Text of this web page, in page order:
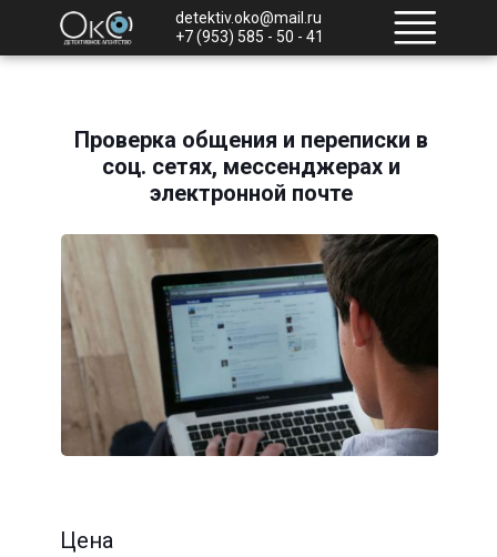
detektiv.oko@mail.ru
+7 (953) 585 - 50 - 41
Проверка общения и переписки в
соц. сетях, мессенджерах и
электронной почте
Цена